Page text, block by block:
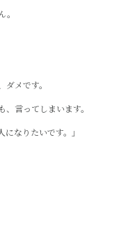
メです。
言ってしまいます。
なりたいです。」